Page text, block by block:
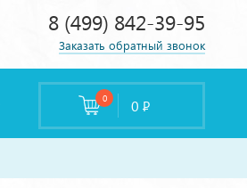
8 (499) 842-39-95
Заказать обратный звонок
0 0 Р